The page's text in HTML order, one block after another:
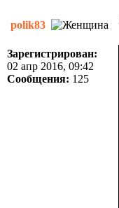
polik83
Зарегистрирован:
02 апр 2016, 09:42
Сообщения: 125